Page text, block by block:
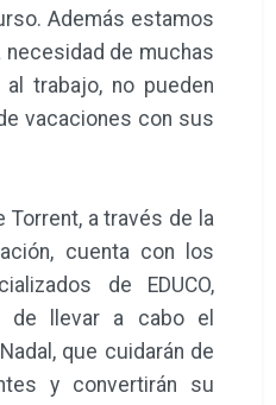
Además estamos
de muchas
trabajo, no pueden
vacaciones con sus
a través de la
cuenta con los
de EDUCO,
de llevar a cabo el
que cuidarán de
y convertirán su